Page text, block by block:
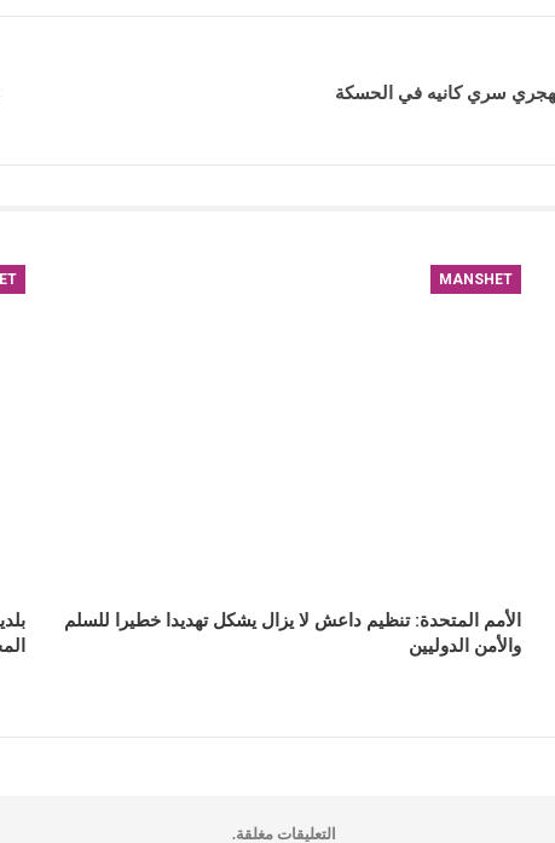
MANSHET
الأمم المتحدة: تنظيم داعش لا يزال يشكل تهديدا خطيرا للسلم
والأمن الدوليين
التعليقات مغلقة.